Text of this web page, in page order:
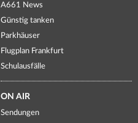
A661 News
Günstig tanken
Parkhäuser
Flugplan Frankfurt
Schulausfälle
ON AIR
Sendungen